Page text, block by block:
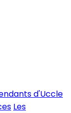
d'Uccle
Les